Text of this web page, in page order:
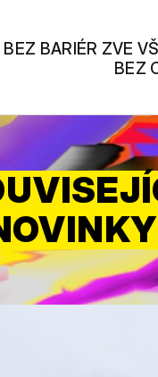
BARIÉR ZVE
BEZ